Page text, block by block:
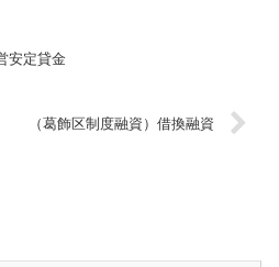
安定貸金
（葛飾区制度融資）借換融資